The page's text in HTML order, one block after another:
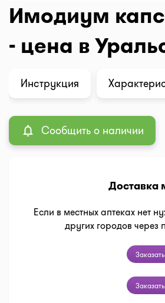
Имодиум
- цена в
Инструкция
Сообщить о наличии
Доставка
Если в местных аптеках нет
других городов